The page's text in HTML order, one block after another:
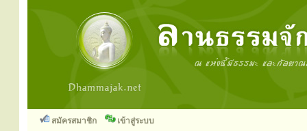
สมัครสมาชิก เข้าสู่ระบบ